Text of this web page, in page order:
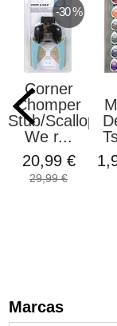
Marcas
-30 %
Corner
Chomper
Stub/Scallop
We r...
20,99 €
29,99 €